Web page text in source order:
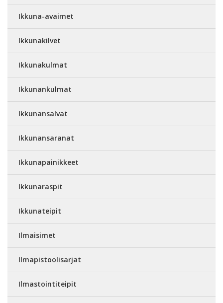
Ikkuna-avaimet
Ikkunakilvet
Ikkunakulmat
Ikkunankulmat
Ikkunansalvat
Ikkunansaranat
Ikkunapainikkeet
Ikkunaraspit
Ikkunateipit
Ilmaisimet
Ilmapistoolisarjat
Ilmastointiteipit